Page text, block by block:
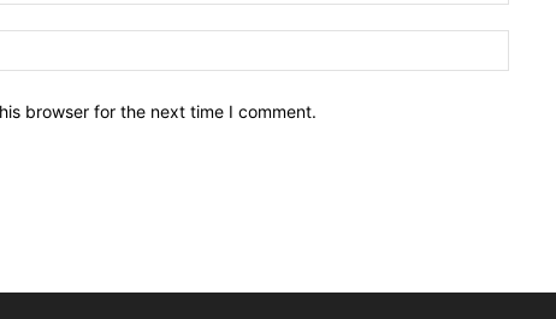
browser for the next time I comment.